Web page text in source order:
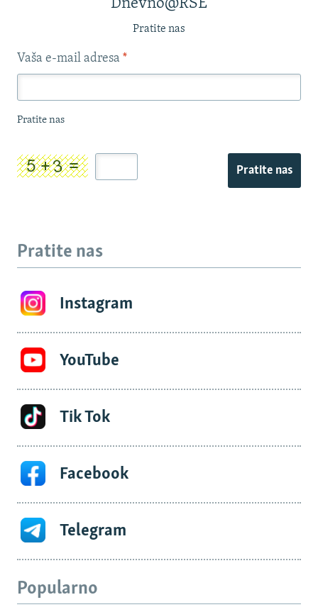
Dnevno@RSE
Pratite nas
Vaša e-mail adresa *
Pratite nas
Pratite nas
Pratite nas
Instagram
YouTube
Tik Tok
Facebook
Telegram
Popularno